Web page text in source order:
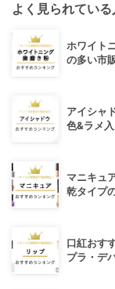
よく見られてい
ホワイト
の多い市
アイシャ
色&ラメ
マニキュ
乾タイプ
口紅おす
プラ・デ